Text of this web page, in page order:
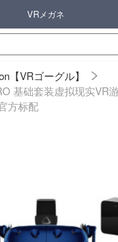
VRメガネ
【VRゴーグル】
基础套装虚拟现实VR
方标配